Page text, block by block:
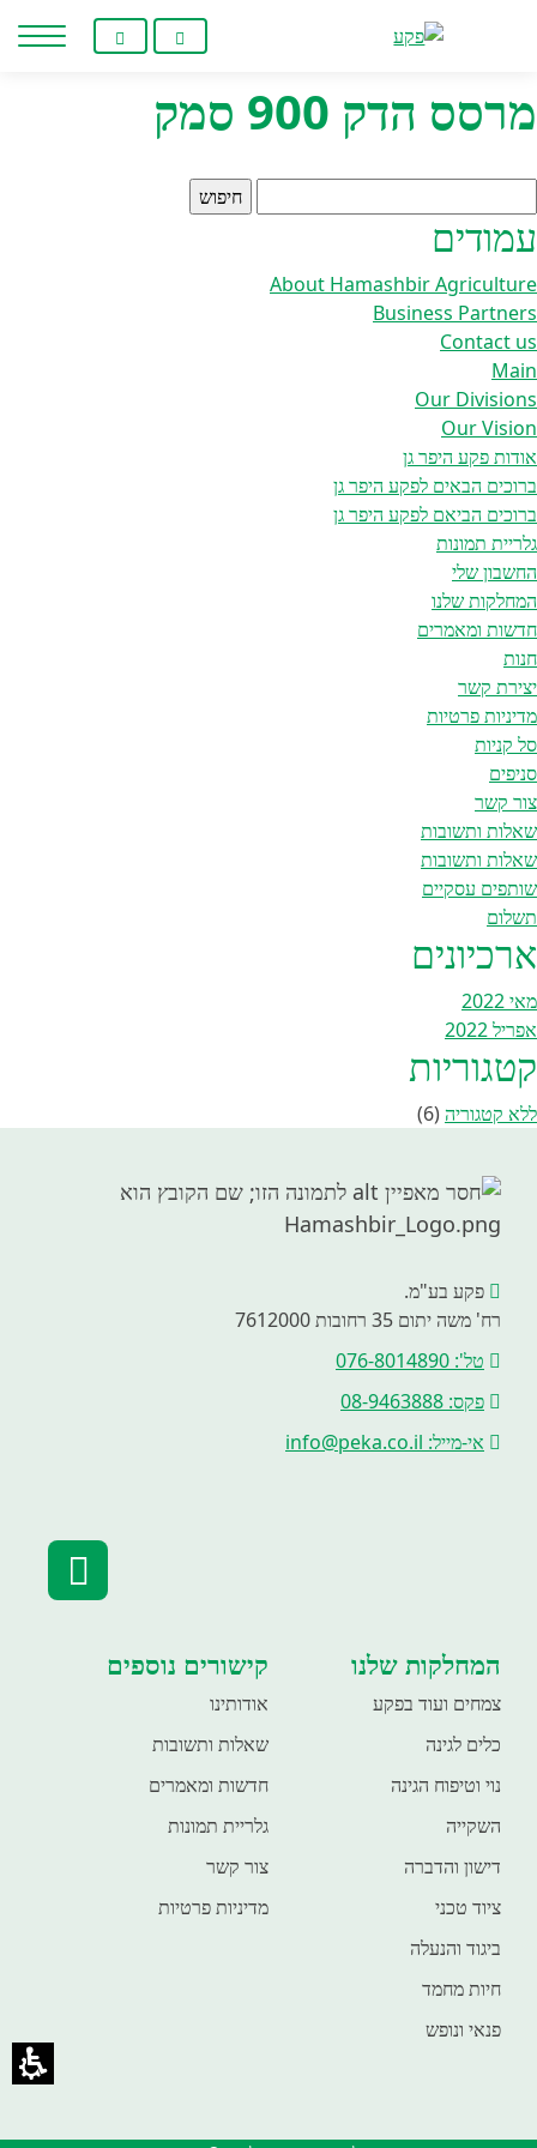
אינטרנט,
לחץ
כדי
לעבור
לאזור
מרכזי
מרסס הדק 900 סמק
עמודים
About Hamashbir Agriculture
Business Partners
Contact us
Main
Our Divisions
Our Vision
אודות פקע היפר גן
ברוכים הבאים לפקע היפר גן
ברוכים הביאם לפקע היפר גן
גלריית תמונות
החשבון שלי
המחלקות שלנו
חדשות ומאמרים
חנות
יצירת קשר
מדיניות פרטיות
סל קניות
סניפים
צור קשר
שאלות ותשובות
שאלות ותשובות
שותפים עסקיים
תשלום
ארכיונים
מאי 2022
אפריל 2022
קטגוריות
ללא קטגוריה(6)
פקע בע"מ.
רח' משה יתום 35 רחובות 7612000
טל': 076-8014890
פקס: 08-9463888
אי-מייל: info@peka.co.il
המחלקות שלנו
צמחים ועוד בפקע
כלים לגינה
נוי וטיפוח הגינה
השקייה
דישון והדברה
ציוד טכני
ביגוד והנעלה
חיות מחמד
פנאי ונופש
קישורים נוספים
אודותינו
שאלות ותשובות
חדשות ומאמרים
גלריית תמונות
צור קשר
מדיניות פרטיות